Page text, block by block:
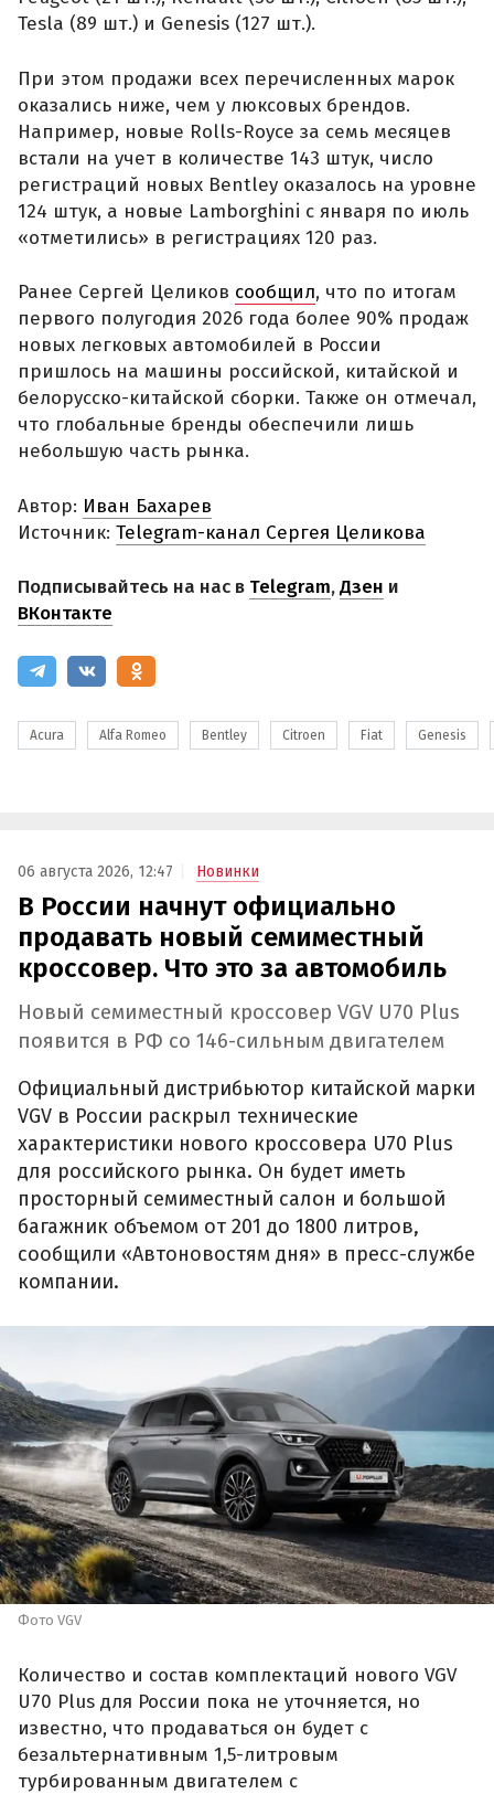
Tesla (89 шт.) и Genesis (127 шт.).
При этом продажи всех перечисленных марок
оказались ниже, чем у люксовых брендов.
Например, новые Rolls-Royce за семь месяцев
встали на учет в количестве 143 штук, число
регистраций новых Bentley оказалось на уровне
124 штук, а новые Lamborghini с января по июль
«отметились» в регистрациях 120 раз.
Ранее Сергей Целиков сообщил, что по итогам
первого полугодия 2026 года более 90% продаж
новых легковых автомобилей в России
пришлось на машины российской, китайской и
белорусско-китайской сборки. Также он отмечал,
что глобальные бренды обеспечили лишь
небольшую часть рынка.
Автор: Иван Бахарев
Источник: Telegram-канал Сергея Целикова
Подписывайтесь на нас в Telegram,Дзен и
ВКонтакте
Acura Alfa Romeo Bentley Citroen Fiat Genesis
06 августа 2026, 12:47 Новинки
В России начнут официально
продавать новый семиместный
кроссовер. Что это за автомобиль
Новый семиместный кроссовер VGV U70 Plus
появится в РФ со 146-сильным двигателем
Официальный дистрибьютор китайской марки
VGV в России раскрыл технические
характеристики нового кроссовера U70 Plus
для российского рынка. Он будет иметь
просторный семиместный салон и большой
багажник объемом от 201 до 1800 литров,
сообщили «Автоновостям дня» в пресс-службе
компании.
Фото VGV
Количество и состав комплектаций нового VGV
U70 Plus для России пока не уточняется, но
известно, что продаваться он будет с
безальтернативным 1,5-литровым
турбированным двигателем с